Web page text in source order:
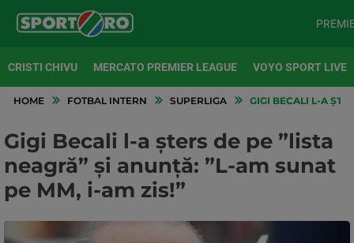
CRISTI CHIVU MERCATO PREMIER LEAGUE VOYO SPORT LIVE
HOME FOTBAL INTERN SUPERLIGA GIGI BECALI L-A
Gigi Becali l-a șters de pe ”lista
neagră” și anunță: ”L-am sunat
pe MM, i-am zis!”